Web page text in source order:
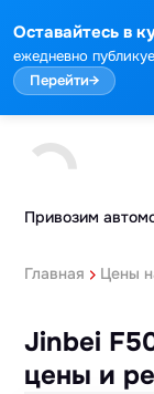
Оставайтесь в
ежедневно
Перейти→
Привозим
Главная Цены
Jinbei
цены и